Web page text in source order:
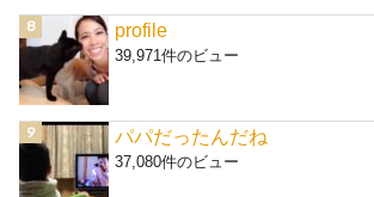
profile
39,971件のビュー
パパだったんだね
37,080件のビュー